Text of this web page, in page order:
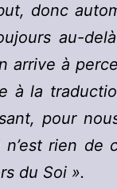
donc
au-
arrive à
à la
pour
rien de
du Soi ».